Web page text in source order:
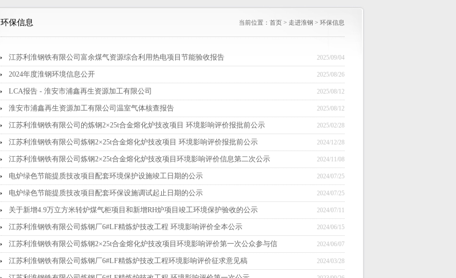
当前位置： 首页 > 走进淮钢 > 环保信息
环保信息
2025/09/04
江苏利淮钢铁有限公司富余煤气资源综合利用热电项目节能验收报告
2025/08/26
2024年度淮钢环境信息公开
2025/08/12
LCA报告 - 淮安市浦鑫再生资源加工有限公司
2025/08/12
淮安市浦鑫再生资源加工有限公司温室气体核查报告
2025/02/28
江苏利淮钢铁有限公司的炼钢2×25t合金熔化炉技改项目 环境影响评价报批前公示
2024/12/28
江苏利淮钢铁有限公司炼钢2×25t合金熔化炉技改项目 环境影响评价报批前公示
2024/11/08
江苏利淮钢铁有限公司炼钢2×25t合金熔化炉技改项目环境影响评价信息第二次公示
2024/07/25
电炉绿色节能提质技改项目配套环境保护设施竣工日期的公示
2024/07/25
电炉绿色节能提质技改项目配套环保设施调试起止日期的公示
2024/07/11
关于新增4.9万立方米转炉煤气柜项目和新增RH炉项目竣工环境保护验收的公示
2024/06/15
江苏利淮钢铁有限公司炼钢厂6#LF精炼炉技改工程 环境影响评价全本公示
2024/06/07
江苏利淮钢铁有限公司炼钢2×25t合金熔化炉技改项目环境影响评价第一次公众参与信
2024/03/28
江苏利淮钢铁有限公司炼钢厂6#LF精炼炉技改工程环境影响评价征求意见稿